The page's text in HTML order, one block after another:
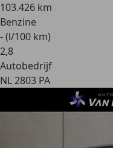
103.426 km
Benzine
- (l/100 km)
2,8
Autobedrijf
NL 2803 PA